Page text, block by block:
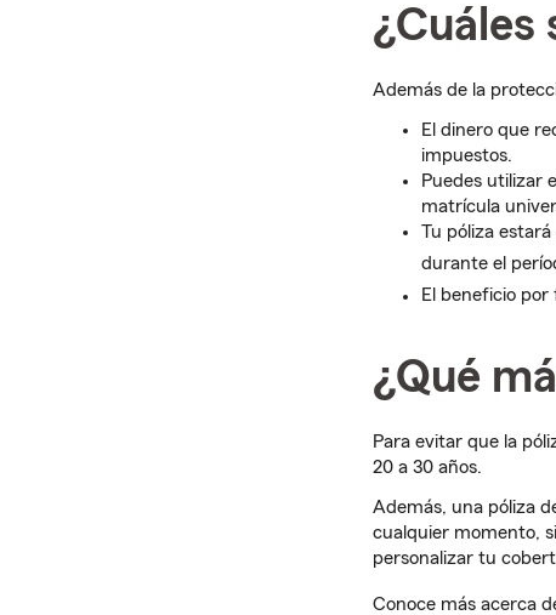
¿Cuáles
Además de la
El dinero que
impuestos.
Puedes utilizar
matrícula
Tu póliza
durante el
El beneficio
¿Qué
Para evitar que la
20 a 30 años.
Además, una póliza
cualquier momento,
personalizar tu
Conoce más acerca